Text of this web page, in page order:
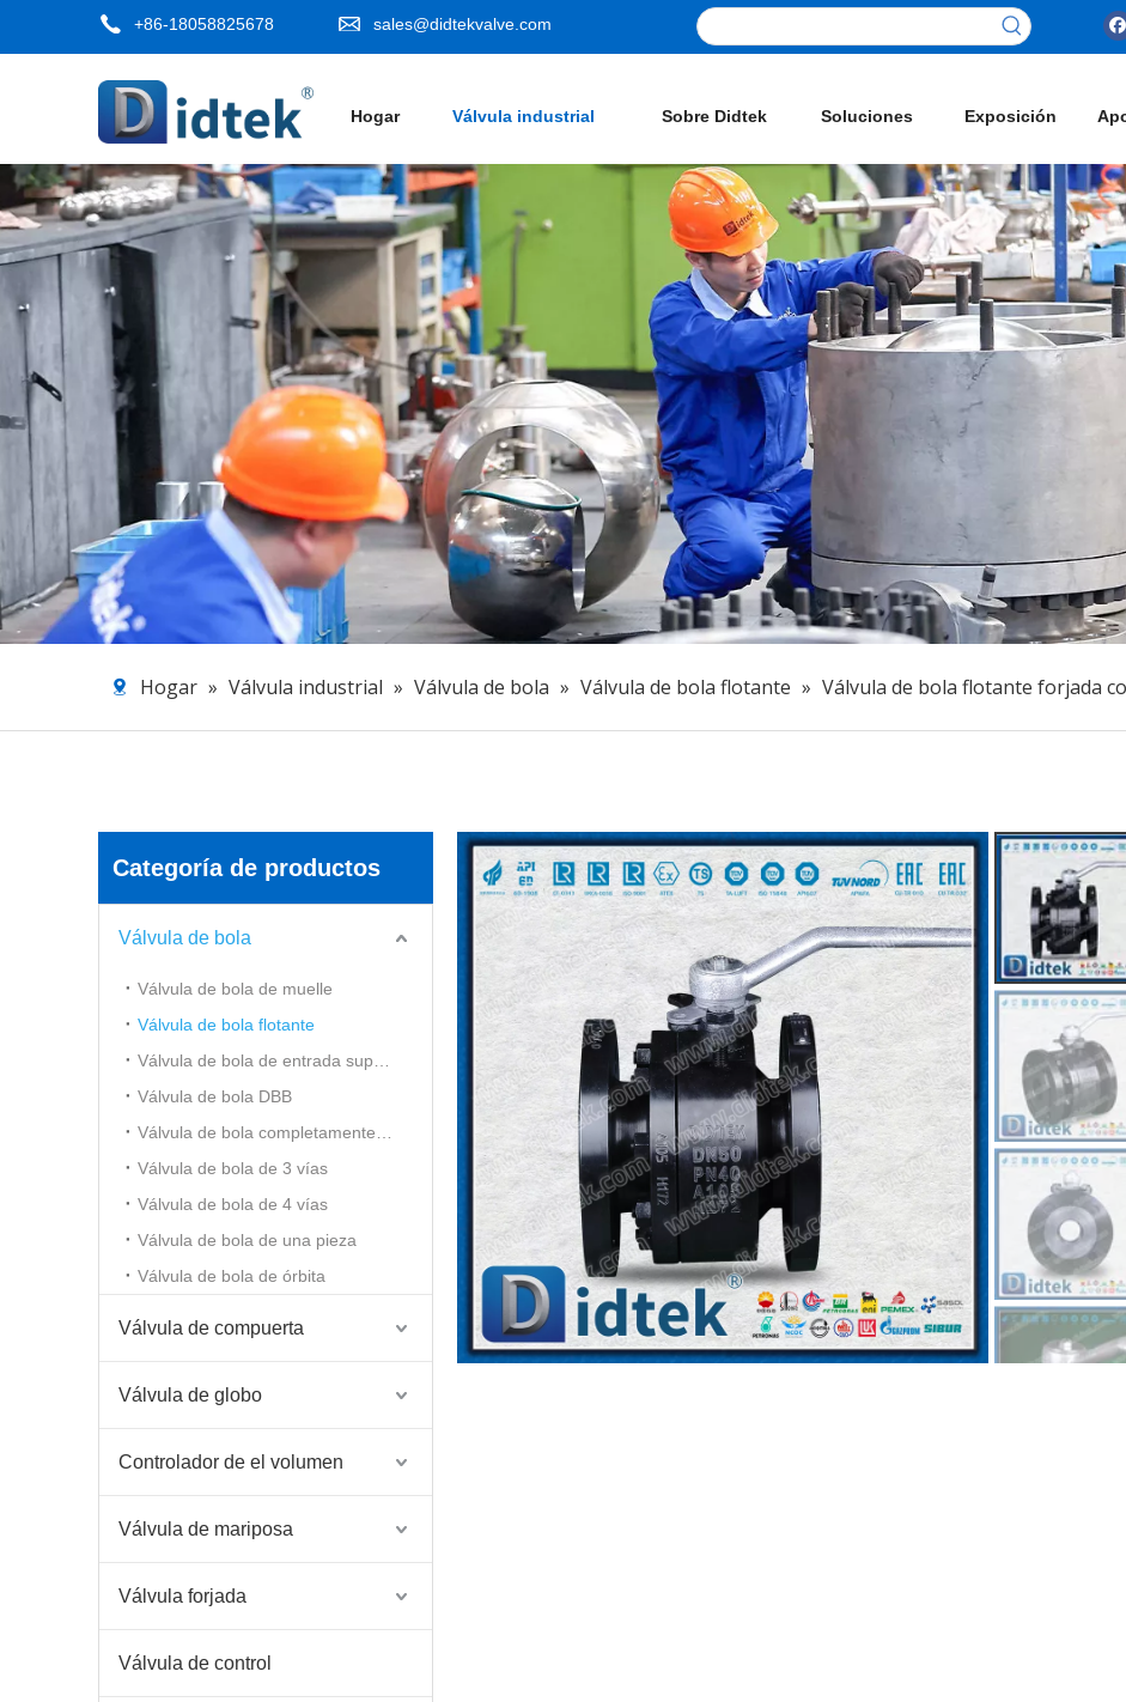
+86-18058825678 sales@didtekvalve.com
Hogar Válvula industrial Sobre Didtek Soluciones Exposición
Hogar » Válvula industrial » Válvula de bola » Válvula de bola flotante » Válvula de bola flotante forjada
Categoría de productos
Válvula de bola
Válvula de bola de muelle
Válvula de bola flotante
Válvula de bola DBB
Válvula de bola de 3 vías
Válvula de bola de 4 vías
Válvula de bola de una pieza
Válvula de bola de órbita
Válvula de compuerta
Válvula de globo
Controlador de el volumen
Válvula de mariposa
Válvula forjada
Válvula de control